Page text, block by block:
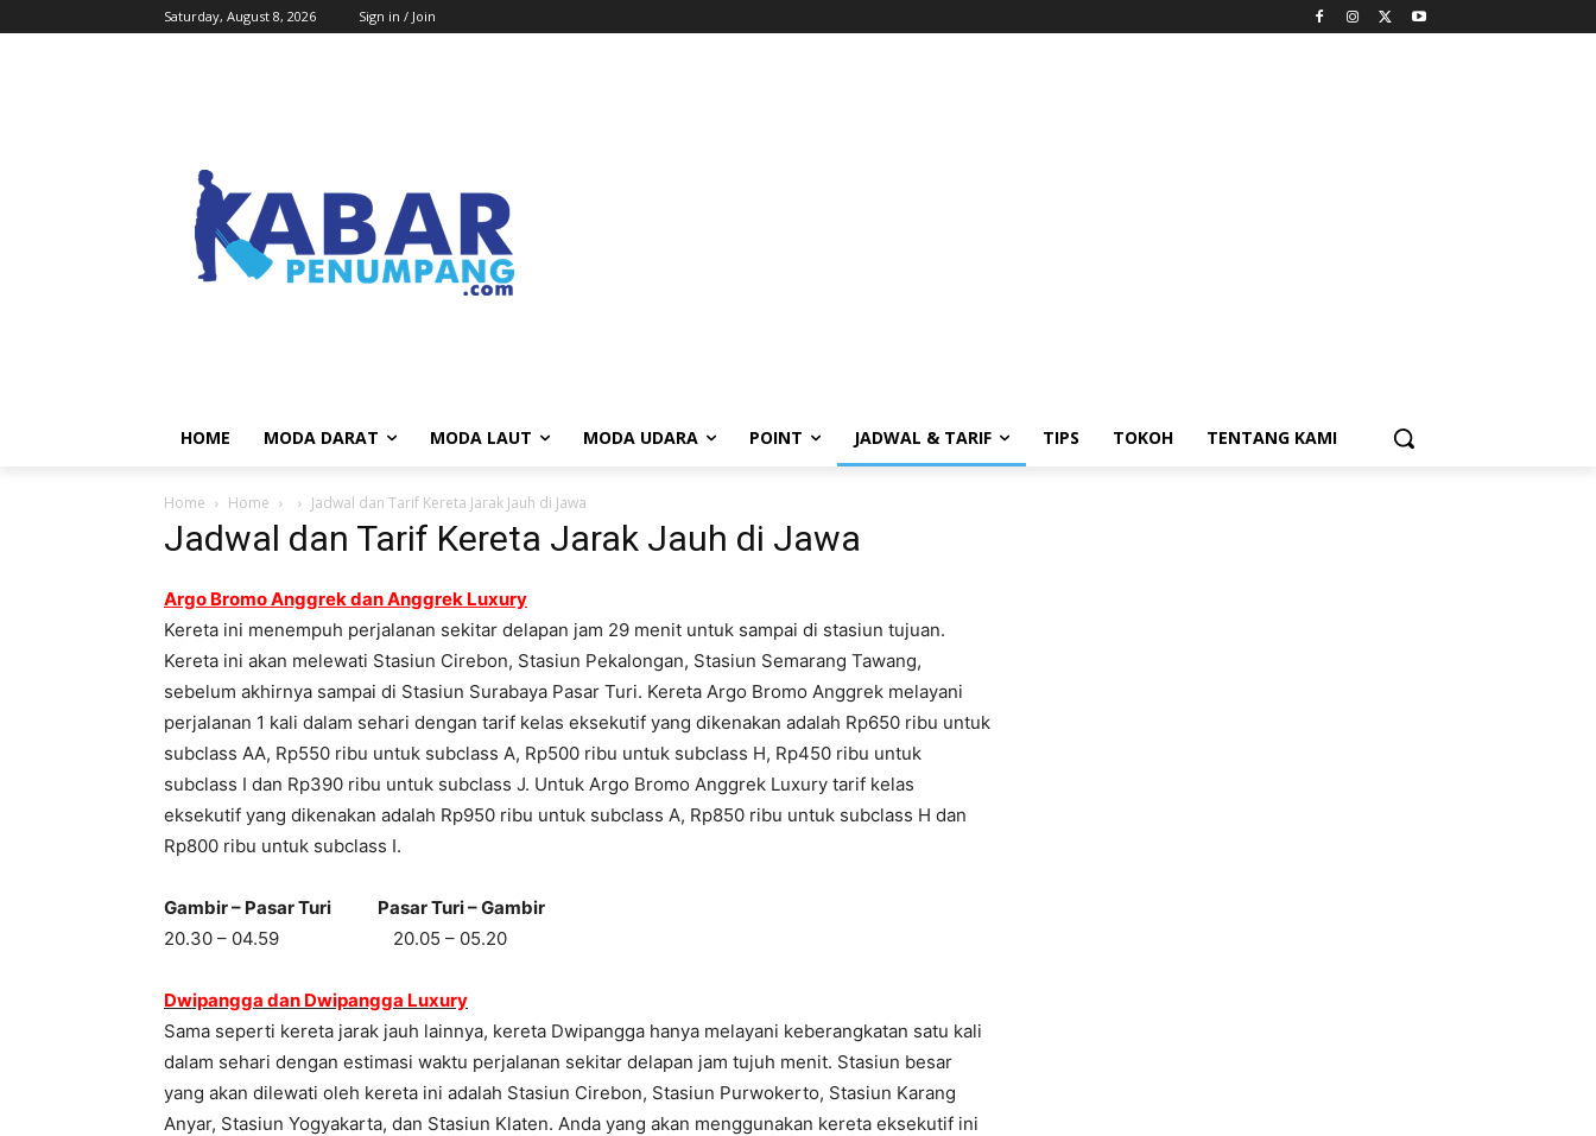
Saturday, August 8, 2026 Sign in / Join
HOME MODA DARAT MODA LAUT MODA UDARA POINT JADWAL & TARIF TIPS TOKOH TENTANG KAMI
Home Home Jadwal dan Tarif Kereta Jarak Jauh di Jawa
Jadwal dan Tarif Kereta Jarak Jauh di Jawa
Argo Bromo Anggrek dan Anggrek Luxury
Kereta ini menempuh perjalanan sekitar delapan jam 29 menit untuk sampai di stasiun tujuan.
Kereta ini akan melewati Stasiun Cirebon, Stasiun Pekalongan, Stasiun Semarang Tawang,
sebelum akhirnya sampai di Stasiun Surabaya Pasar Turi. Kereta Argo Bromo Anggrek melayani
perjalanan 1 kali dalam sehari dengan tarif kelas eksekutif yang dikenakan adalah Rp650 ribu untuk
subclass AA, Rp550 ribu untuk subclass A, Rp500 ribu untuk subclass H, Rp450 ribu untuk
subclass I dan Rp390 ribu untuk subclass J. Untuk Argo Bromo Anggrek Luxury tarif kelas
eksekutif yang dikenakan adalah Rp950 ribu untuk subclass A, Rp850 ribu untuk subclass H dan
Rp800 ribu untuk subclass I.
Gambir – Pasar Turi Pasar Turi – Gambir
20.30 – 04.59 20.05 – 05.20
Dwipangga dan Dwipangga Luxury
Sama seperti kereta jarak jauh lainnya, kereta Dwipangga hanya melayani keberangkatan satu kali
dalam sehari dengan estimasi waktu perjalanan sekitar delapan jam tujuh menit. Stasiun besar
yang akan dilewati oleh kereta ini adalah Stasiun Cirebon, Stasiun Purwokerto, Stasiun Karang
Anyar, Stasiun Yogyakarta, dan Stasiun Klaten. Anda yang akan menggunakan kereta eksekutif ini